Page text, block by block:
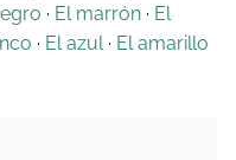
· El marrón · El
· El azul· El amarillo